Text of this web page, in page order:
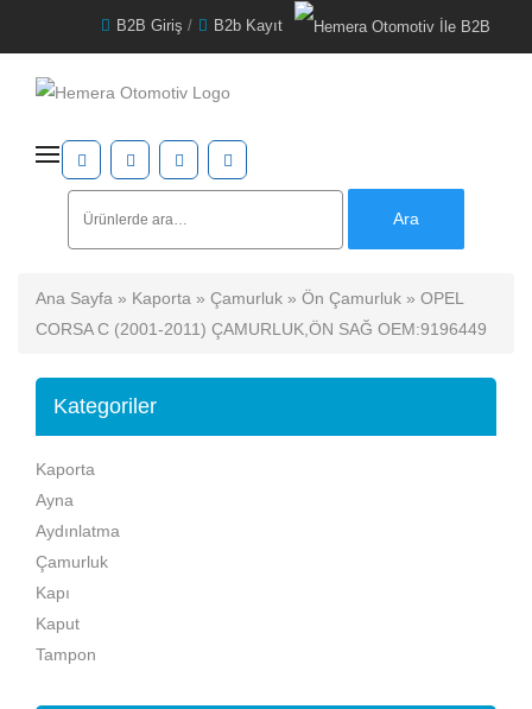
B2B Giriş / B2b Kayıt
Ara
Ana Sayfa » Kaporta » Çamurluk » Ön Çamurluk » OPEL
CORSA C (2001-2011) ÇAMURLUK,ÖN SAĞ OEM:9196449
Kategoriler
Kaporta
Ayna
Aydınlatma
Çamurluk
Kapı
Kaput
Tampon